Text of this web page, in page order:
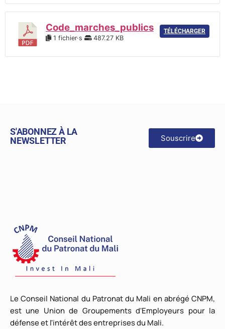
Code_marches_publics
1 fichier·s 487.27 KB
TÉLÉCHARGER
S'ABONNEZ À LA
NEWSLETTER
Souscrire
Le Conseil National du Patronat du Mali en abrégé CNPM,
est une Union de Groupements d'Employeurs pour la
défense et l'intérêt des entreprises du Mali.